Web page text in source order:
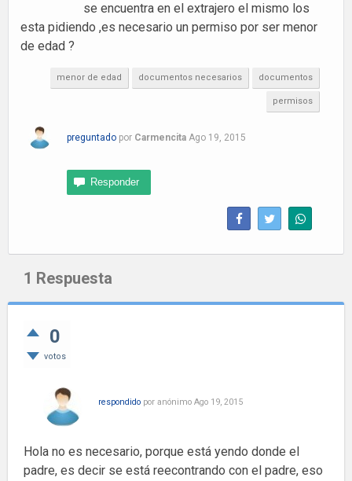
se encuentra en el extrajero el mismo los
esta pidiendo ,es necesario un permiso por ser menor
de edad ?
menor de edad documentos necesarios documentos
permisos
preguntado por Carmencita Ago 19, 2015
1 Respuesta
0
votos
respondido por anónimo Ago 19, 2015
Hola no es necesario, porque está yendo donde el
padre, es decir se está reecontrando con el padre, eso